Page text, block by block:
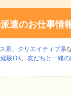
遣のお仕事情
系、 クリエイティブ系
験OK、 友だちと一緒